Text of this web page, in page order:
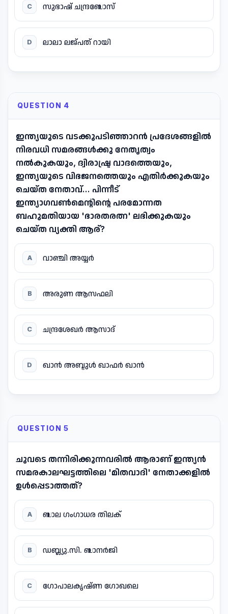
C സുഭാഷ് ചന്ദ്രബോസ്
D ലാലാ ലജ്പത് റായി
QUESTION 4
ഇന്ത്യയുടെ വടക്കുപടിഞ്ഞാറൻ പ്രദേശങ്ങളിൽ
നിരവധി സമരങ്ങൾക്കു നേതൃത്വം
നൽകുകയും, ദ്വിരാഷ്ട്ര വാദത്തെയും,
ഇന്ത്യയുടെ വിഭജനത്തെയും എതിർക്കുകയും
ചെയ്ത നേതാവ്... പിന്നീട്
ഇന്ത്യാഗവൺമെന്റിന്റെ പരമോന്നത
ബഹുമതിയായ 'ഭാരതരത്ന' ലഭിക്കുകയും
ചെയ്ത വ്യക്തി ആര്?
A വാഞ്ചി അയ്യർ
B അരുണ ആസഫലി
C ചന്ദ്രശേഖർ ആസാദ്
D ഖാൻ അബ്ദുൾ ഖാഫർ ഖാൻ
QUESTION 5
ചുവടെ തന്നിരിക്കുന്നവരിൽ ആരാണ് ഇന്ത്യൻ
സമരകാലഘട്ടത്തിലെ 'മിതവാദി' നേതാക്കളിൽ
ഉൾപ്പെടാത്തത്?
A ബാല ഗംഗാധര തിലക്
B ഡബ്ല്യു.സി. ബാനർജി
C ഗോപാലകൃഷ്ണ ഗോഖലെ